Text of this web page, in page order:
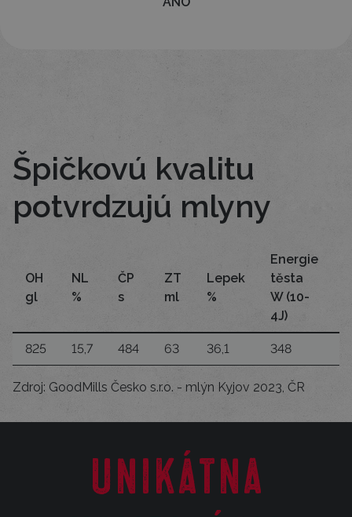
Špičkovú kvalitu
potvrdzujú mlyny
OH
gl
NL
%
ČP
s
ZT
ml
Lepek
%
Energie
těsta
W (10-
4J)
825 15,7 484 63 36,1 348
Zdroj: GoodMills Česko s.r.o. - mlýn Kyjov 2023, ČR
Unikátna